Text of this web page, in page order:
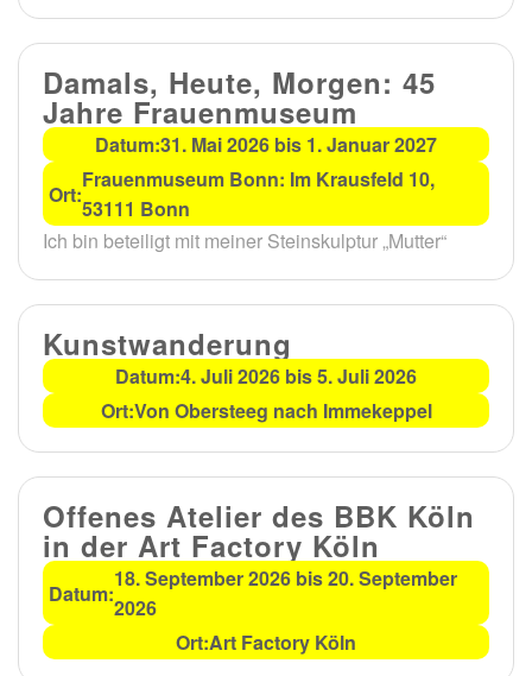
Damals, Heute, Morgen: 45
Jahre Frauenmuseum
Datum:31. Mai 2026 bis 1. Januar 2027
Ort:
Frauenmuseum Bonn: Im Krausfeld 10,
53111 Bonn
Ich bin beteiligt mit meiner Steinskulptur „Mutter“
Kunstwanderung
Datum:4. Juli 2026 bis 5. Juli 2026
Ort:Von Obersteeg nach Immekeppel
Offenes Atelier des BBK Köln
in der Art Factory Köln
Datum:
18. September 2026 bis 20. September
2026
Ort:Art Factory Köln